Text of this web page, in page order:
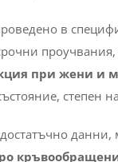
в
проучвания,
при жени и
степен